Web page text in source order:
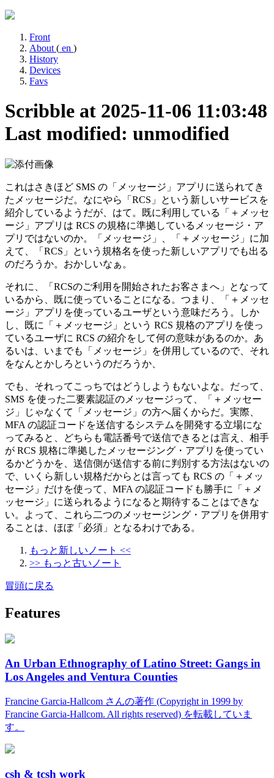
Front
About ( en )
History
Devices
Favs
Scribble at 2025-11-06 11:03:48
Last modified: unmodified
これはさきほど SMS の「メッセージ」アプリに送られてき
たメッセージだ。なにやら「RCS」という新しいサービスを
紹介しているようだが、はて。既に利用している「＋メッセ
ージ」アプリは RCS の規格に準拠しているメッセージ・ア
プリではないのか。「メッセージ」、「＋メッセージ」に加
えて、「RCS」という規格名を使った新しいアプリでも出る
のだろうか。おかしいなぁ。
それに、「RCSのご利用を開始されたお客さまへ」となって
いるから、既に使っていることになる。つまり、「＋メッセ
ージ」アプリを使っているユーザという意味だろう。しか
し、既に「＋メッセージ」という RCS 規格のアプリを使っ
ているユーザに RCS の紹介をして何の意味があるのか。あ
るいは、いまでも「メッセージ」を併用しているので、それ
をなんとかしろというのだろうか、
でも、それってこっちではどうしようもないよな。だって、
SMS を使った二要素認証のメッセージって、「＋メッセー
ジ」じゃなくて「メッセージ」の方へ届くからだ。実際、
MFA の認証コードを送信するシステムを開発する立場にな
ってみると、どちらも電話番号で送信できるとは言え、相手
が RCS 規格に準拠したメッセージング・アプリを使ってい
るかどうかを、送信側が送信する前に判別する方法はないの
で、いくら新しい規格だからとは言っても RCS の「＋メッ
セージ」だけを使って、MFA の認証コードも勝手に「＋メ
ッセージ」に送られるようになると期待することはできな
い。よって、これら二つのメッセージング・アプリを併用す
ることは、ほぼ「必須」となるわけである。
もっと新しいノート <<
>> もっと古いノート
冒頭に戻る
Features
An Urban Ethnography of Latino Street: Gangs in
Los Angeles and Ventura Counties
Francine Garcia-Hallcom さんの著作 (Copyright in 1999 by
Francine Garcia-Hallcom. All rights reserved) を転載していま
す。
csh & tcsh work